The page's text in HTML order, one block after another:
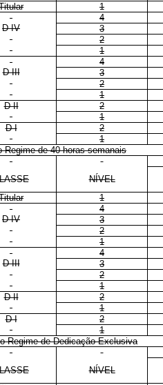
1
4
D IV
3
2
1
4
D III
3
2
1
D II
2
1
D I
2
1
Regime de 40 horas semanais
NÍVEL
1
4
D IV
3
2
1
4
D III
3
2
1
D II
2
1
D I
2
1
Regime de Dedicação Exclusiva
NÍVEL